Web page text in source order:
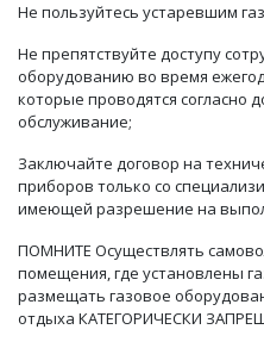
Не пользуйтесь устаревшим
Не препятствуйте доступу
оборудованию во время
которые проводятся согласно
обслуживание;
Заключайте договор на
приборов только со
имеющей разрешение на
ПОМНИТЕ Осуществлять
помещения, где установлены
размещать газовое
отдыха КАТЕГОРИЧЕСКИ